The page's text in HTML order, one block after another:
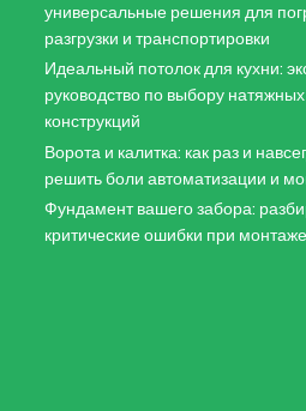
универсальные решения для
разгрузки и транспортировки
Идеальный потолок для кухни:
руководство по выбору натяжных
конструкций
Ворота и калитка: как раз и
решить боли автоматизации и
Фундамент вашего забора:
критические ошибки при